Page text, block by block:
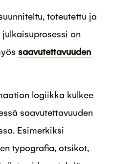
toteutettu ja
on
saavutettavuuden
logiikka kulkee
saavutettavuuden
Esimerkiksi
typografia, otsikot,